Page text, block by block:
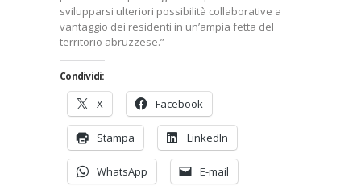
svilupparsi ulteriori possibilità collaborative a
vantaggio dei residenti in un’ampia fetta del
territorio abruzzese.”
Condividi:
X Facebook
Stampa LinkedIn
WhatsApp E-mail